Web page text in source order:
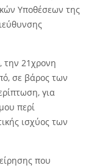
Υποθέσεων της
την 21χρονη
σε βάρος των
για
περί
ισχύος των
που